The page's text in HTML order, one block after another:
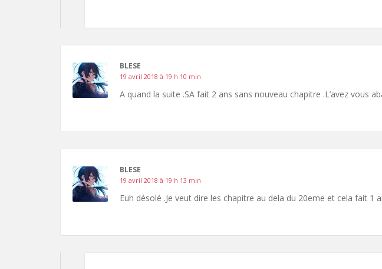
BLESE
19 avril 2018 à 19 h 10 min
A quand la suite .SA fait 2 ans sans nouveau chapitre .L’avez vous
BLESE
19 avril 2018 à 19 h 13 min
Euh désolé .Je veut dire les chapitre au dela du 20eme et cela fait 1